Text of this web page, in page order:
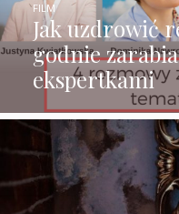
Jak uzdrowić
godnie
ekspertkami
FILM